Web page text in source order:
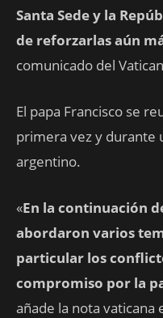
Santa Sede y la
de reforzarlas aún
comunicado del
El papa Francisco se
primera vez y durante
argentino.
«En la continuación
abordaron varios
particular los
compromiso por la
añade la nota vaticana